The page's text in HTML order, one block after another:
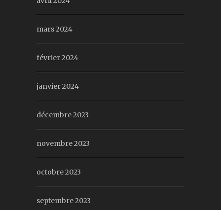
mars 2024
février 2024
janvier 2024
décembre 2023
novembre 2023
octobre 2023
septembre 2023